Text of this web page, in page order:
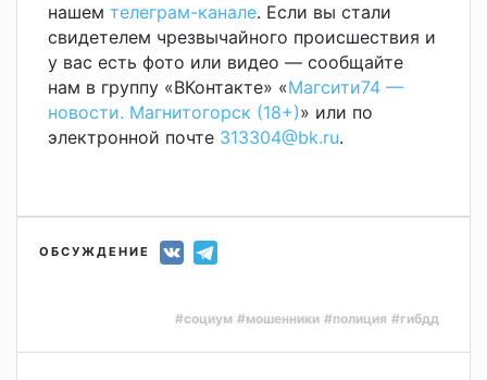
нашем телеграм-канале. Если вы стали
свидетелем чрезвычайного происшествия и
у вас есть фото или видео — сообщайте
нам в группу «ВКонтакте» «Магсити74 —
новости. Магнитогорск (18+)» или по
электронной почте 313304@bk.ru.
ОБСУЖДЕНИЕ
#социум #мошенники #полиция #гибдд